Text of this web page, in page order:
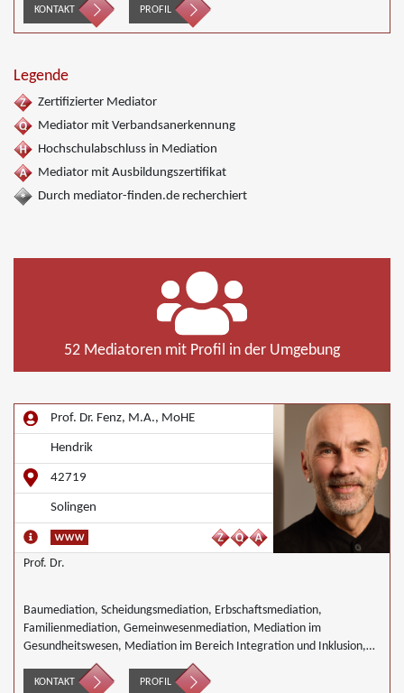
KONTAKT PROFIL
Legende
Zertifizierter Mediator
Mediator mit Verbandsanerkennung
Hochschulabschluss in Mediation
Mediator mit Ausbildungszertifikat
Durch mediator-finden.de recherchiert
52 Mediatoren mit Profil in der Umgebung
Prof. Dr. Fenz, M.A., MoHE
Hendrik
42719
Solingen
Prof. Dr.
Baumediation, Scheidungsmediation, Erbschaftsmediation,
Familienmediation, Gemeinwesenmediation, Mediation im
Gesundheitswesen, Mediation im Bereich Integration und Inklusion,
Innerbetriebliche Mediation, Interkulturelle Mediation, Mediation in
IT- Software- Outsourcing-Konflikten, Mediation im
KONTAKT PROFIL